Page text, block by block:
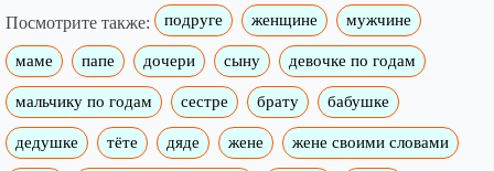
Посмотрите также: подруге женщине мужчине
маме папе дочери сыну девочке по годам
мальчику по годам сестре брату бабушке
дедушке тёте дяде жене жене своими словами